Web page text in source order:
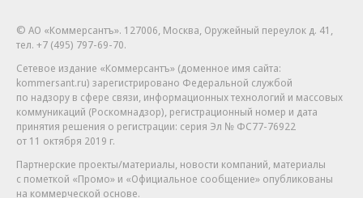
© АО «Коммерсантъ». 127006, Москва, Оружейный переулок д. 41,
тел. +7 (495) 797-69-70.
Сетевое издание «Коммерсантъ» (доменное имя сайта:
kommersant.ru) зарегистрировано Федеральной службой
по надзору в сфере связи, информационных технологий и массовых
коммуникаций (Роскомнадзор), регистрационный номер и дата
принятия решения о регистрации: серия Эл № ФС77-76922
от 11 октября 2019 г.
Партнерские проекты/материалы, новости компаний, материалы
с пометкой «Промо» и «Официальное сообщение» опубликованы
на коммерческой основе.